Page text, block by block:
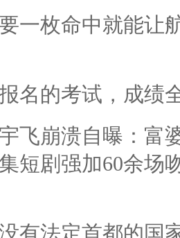
一枚命中就能让
名的考试，成绩
飞崩溃自曝：富
短剧强加60余场
有法定首都的国